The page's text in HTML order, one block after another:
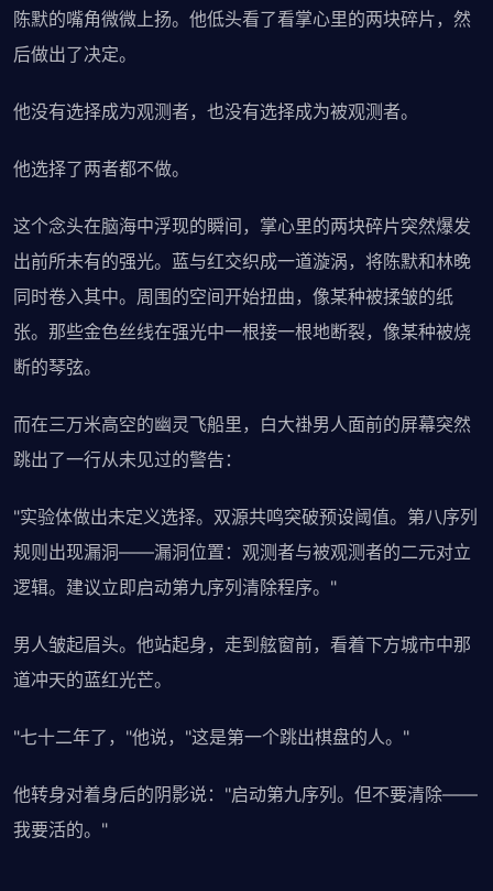
陈默的嘴角微微上扬。他低头看了看掌心里的两块碎片，然
后做出了决定。
他没有选择成为观测者，也没有选择成为被观测者。
他选择了两者都不做。
这个念头在脑海中浮现的瞬间，掌心里的两块碎片突然爆发
出前所未有的强光。蓝与红交织成一道漩涡，将陈默和林晚
同时卷入其中。周围的空间开始扭曲，像某种被揉皱的纸
张。那些金色丝线在强光中一根接一根地断裂，像某种被烧
断的琴弦。
而在三万米高空的幽灵飞船里，白大褂男人面前的屏幕突然
跳出了一行从未见过的警告：
"实验体做出未定义选择。双源共鸣突破预设阈值。第八序列
规则出现漏洞——漏洞位置：观测者与被观测者的二元对立
逻辑。建议立即启动第九序列清除程序。"
男人皱起眉头。他站起身，走到舷窗前，看着下方城市中那
道冲天的蓝红光芒。
"七十二年了，"他说，"这是第一个跳出棋盘的人。"
他转身对着身后的阴影说："启动第九序列。但不要清除——
我要活的。"